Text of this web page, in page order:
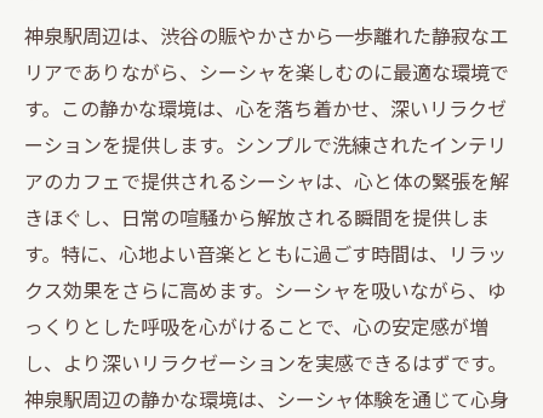
神泉駅周辺は、渋谷の賑やかさから一歩離れた静寂なエ
リアでありながら、シーシャを楽しむのに最適な環境で
す。この静かな環境は、心を落ち着かせ、深いリラクゼ
ーションを提供します。シンプルで洗練されたインテリ
アのカフェで提供されるシーシャは、心と体の緊張を解
きほぐし、日常の喧騒から解放される瞬間を提供しま
す。特に、心地よい音楽とともに過ごす時間は、リラッ
クス効果をさらに高めます。シーシャを吸いながら、ゆ
っくりとした呼吸を心がけることで、心の安定感が増
し、より深いリラクゼーションを実感できるはずです。
神泉駅周辺の静かな環境は、シーシャ体験を通じて心身